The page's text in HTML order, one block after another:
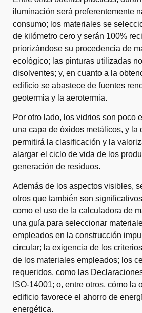
iluminación será preferentemente
consumo; los materiales se
de kilómetro cero y serán 100%
priorizándose su procedencia de
ecológico; las pinturas utilizadas
disolventes; y, en cuanto a la
edificio se abastece de fuentes
geotermia y la aerotermia.
Por otro lado, los vidrios son poco
una capa de óxidos metálicos, y la
permitirá la clasificación y la
alargar el ciclo de vida de los
generación de residuos.
Además de los aspectos visibles,
otros que también son
como el uso de la calculadora de
una guía para seleccionar
empleados en la construcción
circular; la exigencia de los
de los materiales empleados; los
requeridos, como las
ISO-14001; o, entre otros, cómo la
edificio favorece el ahorro de
energética.